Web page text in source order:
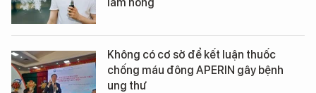
Không có cơ sở để kết luận thuốc
chống máu đông APERIN gây bệnh
ung thư